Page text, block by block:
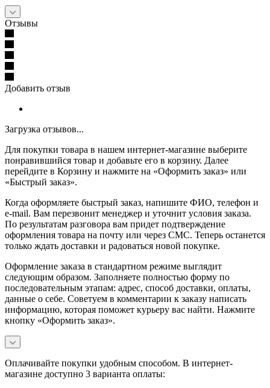
Отзывы
Добавить отзыв
Загрузка отзывов...
Для покупки товара в нашем интернет-магазине выберите
понравившийся товар и добавьте его в корзину. Далее
перейдите в Корзину и нажмите на «Оформить заказ» или
«Быстрый заказ».
Когда оформляете быстрый заказ, напишите ФИО, телефон и
e-mail. Вам перезвонит менеджер и уточнит условия заказа.
По результатам разговора вам придет подтверждение
оформления товара на почту или через СМС. Теперь останется
только ждать доставки и радоваться новой покупке.
Оформление заказа в стандартном режиме выглядит
следующим образом. Заполняете полностью форму по
последовательным этапам: адрес, способ доставки, оплаты,
данные о себе. Советуем в комментарии к заказу написать
информацию, которая поможет курьеру вас найти. Нажмите
кнопку «Оформить заказ».
Оплачивайте покупки удобным способом. В интернет-
магазине доступно 3 варианта оплаты: